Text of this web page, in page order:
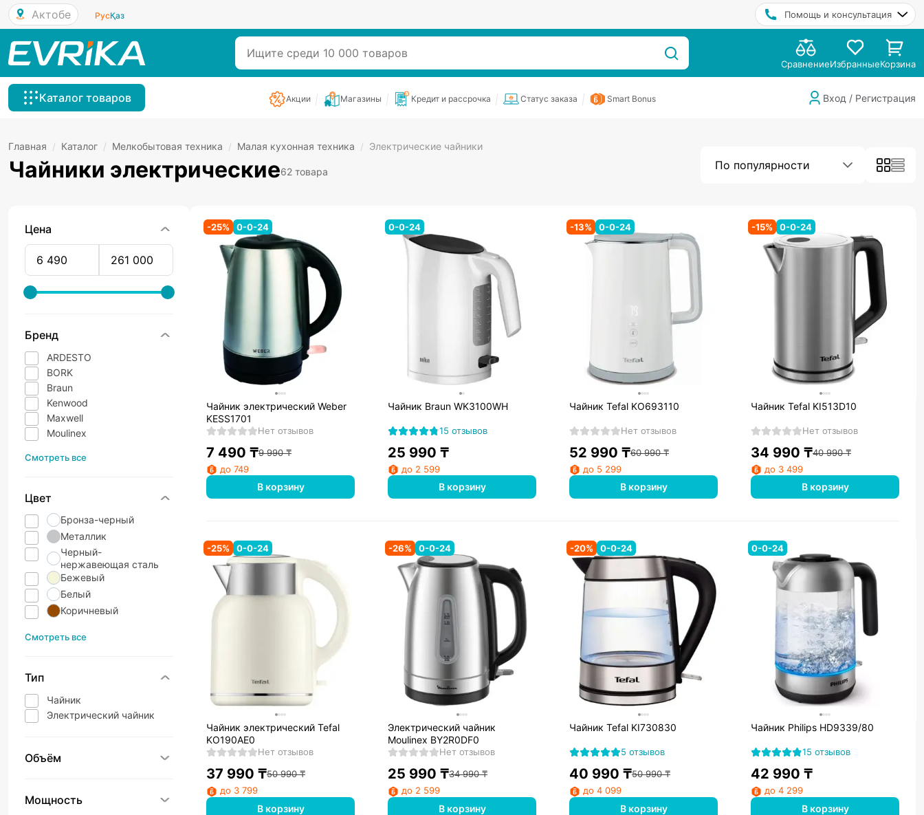
Актобе РусҚаз Помощь и консультация
СравнениеИзбранныеКорзина
Каталог товаров Акции Магазины Кредит и рассрочка Статус заказа Smart Bonus Вход / Регистрация
Главная / Каталог / Мелкобытовая техника / Малая кухонная техника / Электрические чайники
Чайники электрические62 товара По популярности
Цена
Бренд
ARDESTO
BORK
Braun
Kenwood
Maxwell
Moulinex
Смотреть все
Цвет
Бронза-черный
Металлик
Черный-
нержавеющая сталь
Бежевый
Белый
Коричневый
Смотреть все
Тип
Чайник
Электрический чайник
Объём
Мощность
-25% 0-0-24
Чайник электрический Weber
KESS1701
Нет отзывов
7 490 ₸9 990₸
до 749
В корзину
0-0-24
Чайник Braun WK3100WH
15 отзывов
25 990 ₸
до 2 599
В корзину
-13% 0-0-24
Чайник Tefal KO693110
Нет отзывов
52 990 ₸60 990₸
до 5 299
В корзину
-15% 0-0-24
Чайник Tefal KI513D10
Нет отзывов
34 990 ₸40 990₸
до 3 499
В корзину
-25% 0-0-24
Чайник электрический Tefal
KO190AE0
Нет отзывов
37 990 ₸50 990₸
до 3 799
В корзину
-26% 0-0-24
Электрический чайник
Moulinex BY2R0DF0
Нет отзывов
25 990 ₸34 990₸
до 2 599
В корзину
-20% 0-0-24
Чайник Tefal KI730830
5 отзывов
40 990 ₸50 990₸
до 4 099
В корзину
0-0-24
Чайник Philips HD9339/80
15 отзывов
42 990 ₸
до 4 299
В корзину